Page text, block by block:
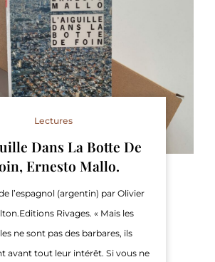
Lectures
Dans La Botte De
Ernesto Mallo.
l’espagnol (argentin) par Olivier
Rivages. « Mais les
ne sont pas des barbares, ils
avant tout leur intérêt. Si vous ne